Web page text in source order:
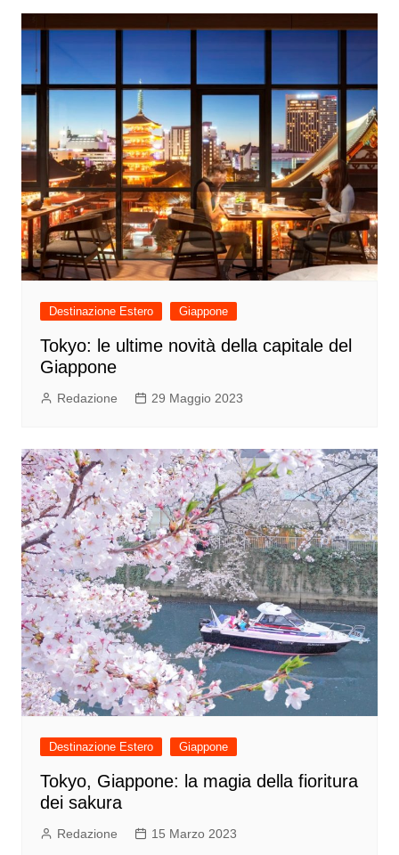
Destinazione Estero Giappone
Tokyo: le ultime novità della capitale del
Giappone
Redazione 29 Maggio 2023
Destinazione Estero Giappone
Tokyo, Giappone: la magia della fioritura
dei sakura
Redazione 15 Marzo 2023